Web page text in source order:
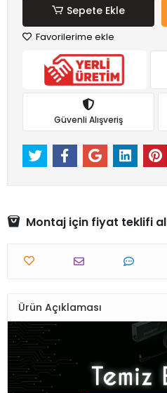
Sepete Ekle
Favorilerime ekle
Güvenli Alışveriş
Montaj için fiyat teklifi al
Ürün Açıklaması